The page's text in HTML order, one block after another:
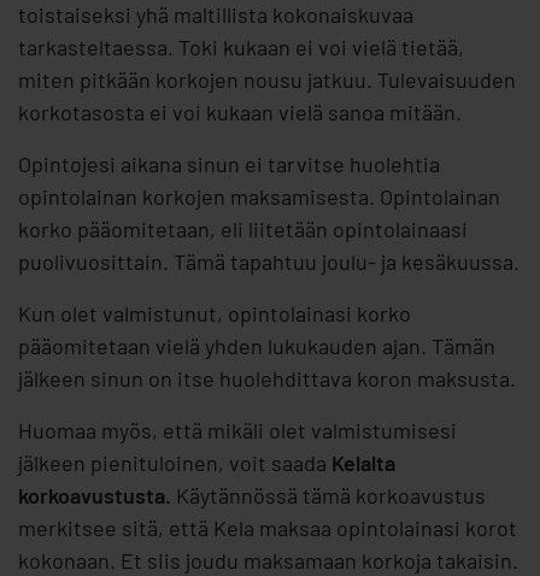
toistaiseksi yhä maltillista kokonaiskuvaa
tarkasteltaessa. Toki kukaan ei voi vielä tietää,
miten pitkään korkojen nousu jatkuu. Tulevaisuuden
korkotasosta ei voi kukaan vielä sanoa mitään.
Opintojesi aikana sinun ei tarvitse huolehtia
opintolainan korkojen maksamisesta. Opintolainan
korko pääomitetaan, eli liitetään opintolainaasi
puolivuosittain. Tämä tapahtuu joulu- ja kesäkuussa.
Kun olet valmistunut, opintolainasi korko
pääomitetaan vielä yhden lukukauden ajan. Tämän
jälkeen sinun on itse huolehdittava koron maksusta.
Huomaa myös, että mikäli olet valmistumisesi
jälkeen pienituloinen, voit saada Kelalta
korkoavustusta. Käytännössä tämä korkoavustus
merkitsee sitä, että Kela maksaa opintolainasi korot
kokonaan. Et siis joudu maksamaan korkoja takaisin.